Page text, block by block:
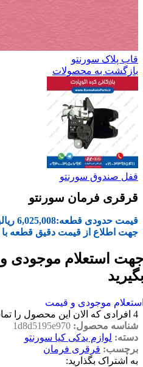
قاب پلاک سورنتو
بازگشت به محصولات
قفل صندوق سورنتو
قرقری فرمان سورنتو
قیمت حدودی قطعه:6,025,008 ریال
جهت اطلاع از قیمت دقیق قطعه با
استعلام موجودی
موجودی و قیمت
4 افرادی که الان این محصول را
شناسه محصول: 1d8d5195e970
دسته: لوازم یدکی کیا سورنتو
برچسب: قرقری فرمان
به اشتراک بگذارید: